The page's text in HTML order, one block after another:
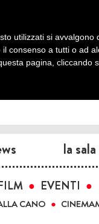
la sala
EVENTI
CANO
utilizzati si
consenso a tutti o ad
pagina, cliccando